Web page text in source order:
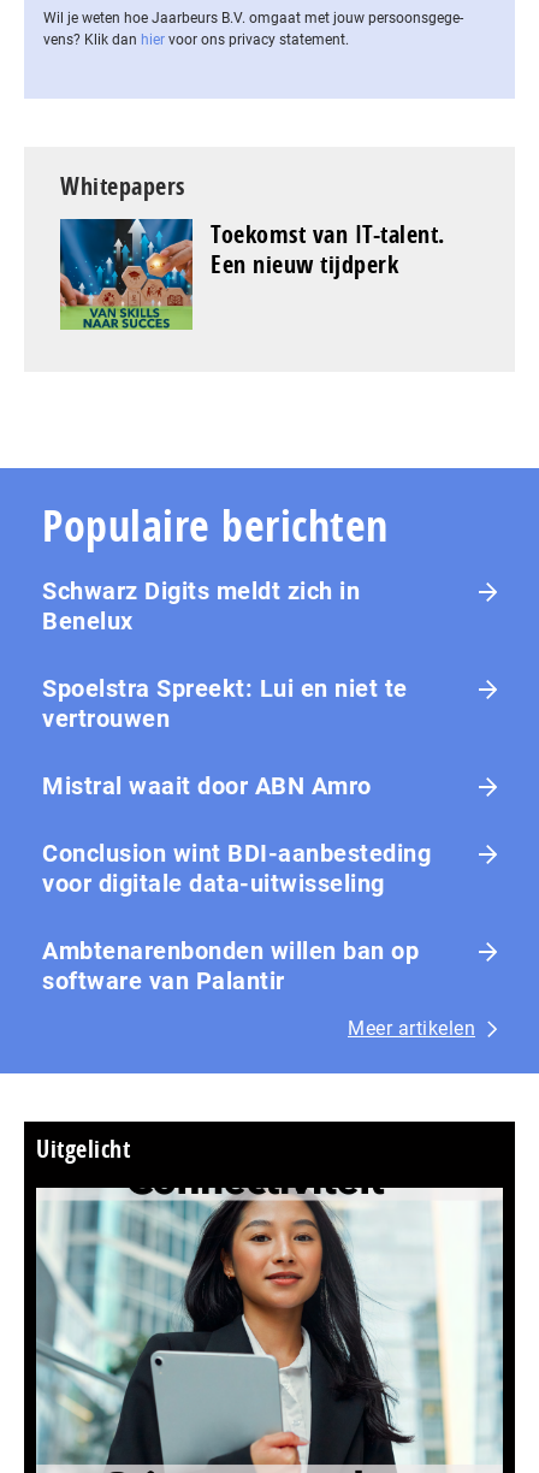
Wil je weten hoe Jaarbeurs B.V. omgaat met jouw per­soons­ge­ge­
vens? Klik dan hier voor ons privacy statement.
Whitepapers
Toekomst van IT-talent.
Een nieuw tijdperk
Populaire berichten
Schwarz Digits meldt zich in
Benelux
Spoelstra Spreekt: Lui en niet te
vertrouwen
Mistral waait door ABN Amro
Conclusion wint BDI-aanbesteding
voor digitale data-uitwisseling
Ambtenarenbonden willen ban op
software van Palantir
Meer artikelen
Uitgelicht